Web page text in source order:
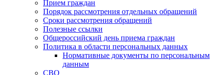
Прием граждан
Порядок рассмотрения отдельных обращений
Сроки рассмотрения обращений
Полезные ссылки
Общероссийский день приема граждан
Политика в области персональных данных
Нормативные документы по персональным
данным
СВО